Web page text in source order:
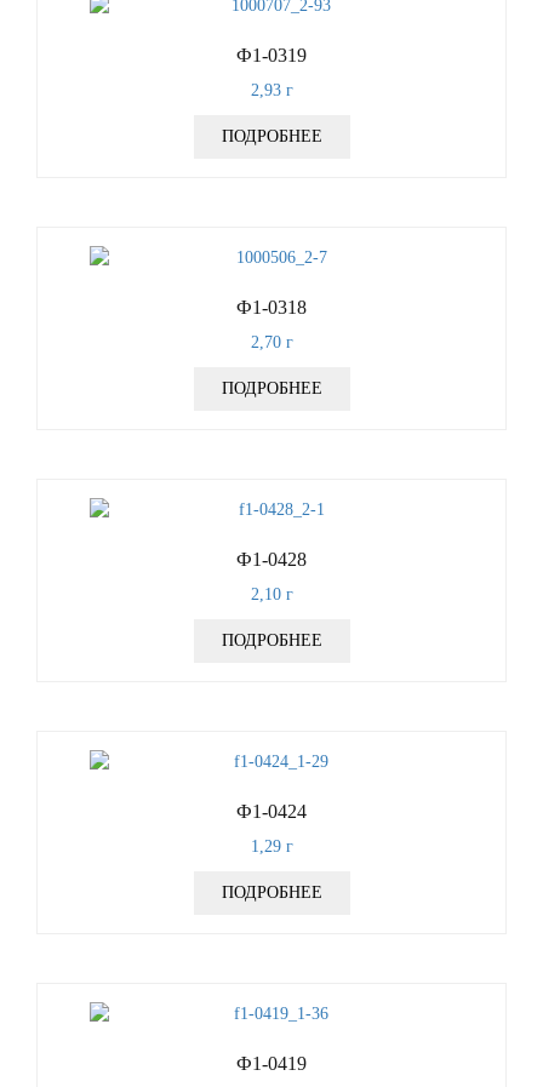
Ф1-0319
2,93г
ПОДРОБНЕЕ
Ф1-0318
2,70г
ПОДРОБНЕЕ
Ф1-0428
2,10г
ПОДРОБНЕЕ
Ф1-0424
1,29г
ПОДРОБНЕЕ
Ф1-0419